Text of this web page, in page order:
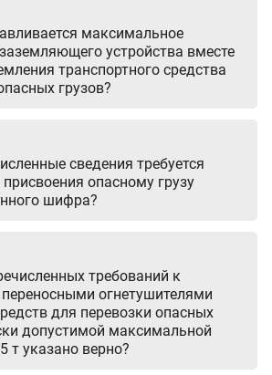
максимальное
устройства вместе
транспортного средства
грузов?
сведения требуется
опасному грузу
шифра?
требований к
огнетушителями
для перевозки опасных
допустимой максимальной
т указано верно?